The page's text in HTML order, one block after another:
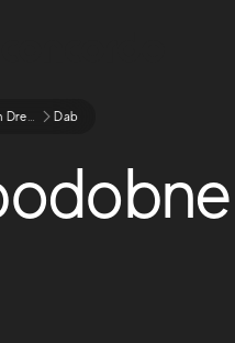
Plytki Z Efektem Drewna Dab